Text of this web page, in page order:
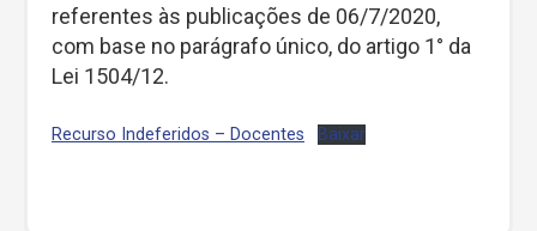
referentes às publicações de 06/7/2020,
com base no parágrafo único, do artigo 1° da
Lei 1504/12.
Recurso Indeferidos – Docentes Baixar